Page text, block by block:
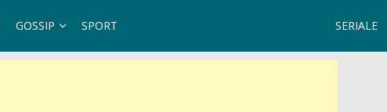
GOSSIP SPORT SERIALE